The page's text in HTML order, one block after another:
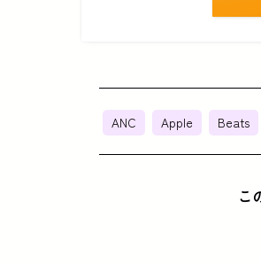
ANC Apple Beats
こ